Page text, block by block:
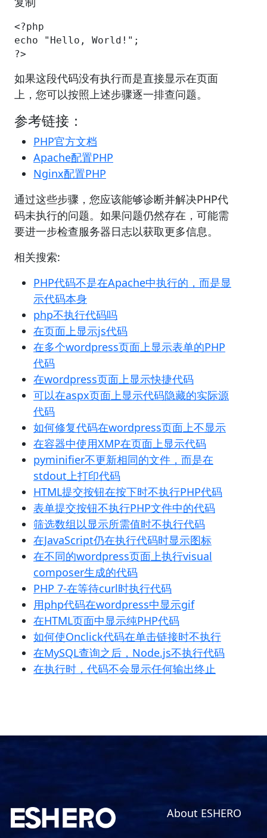
<?php
echo "Hello, World!";
?>
如果这段代码没有执行而是直接显示在页面
上，您可以按照上述步骤逐一排查问题。
参考链接：
PHP官方文档
Apache配置PHP
Nginx配置PHP
通过这些步骤，您应该能够诊断并解决PHP代
码未执行的问题。如果问题仍然存在，可能需
要进一步检查服务器日志以获取更多信息。
相关搜索:
PHP代码不是在Apache中执行的，而是显
示代码本身
php不执行代码吗
在页面上显示js代码
在多个wordpress页面上显示表单的PHP
代码
在wordpress页面上显示快捷代码
可以在aspx页面上显示代码隐藏的实际源
代码
如何修复代码在wordpress页面上不显示
在容器中使用XMP在页面上显示代码
pyminifier不更新相同的文件，而是在
stdout上打印代码
HTML提交按钮在按下时不执行PHP代码
表单提交按钮不执行PHP文件中的代码
筛选数组以显示所需值时不执行代码
在JavaScript仍在执行代码时显示图标
在不同的wordpress页面上执行visual
composer生成的代码
PHP 7-在等待curl时执行代码
用php代码在wordpress中显示gif
在HTML页面中显示纯PHP代码
如何使Onclick代码在单击链接时不执行
在MySQL查询之后，Node.js不执行代码
在执行时，代码不会显示任何输出终止
About ESHERO